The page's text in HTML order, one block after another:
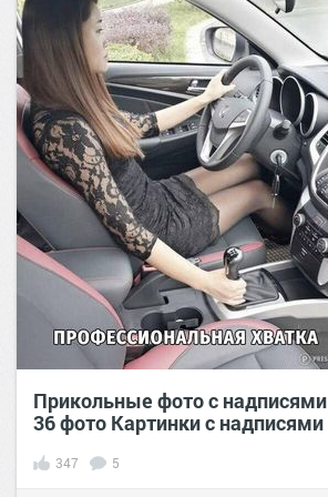
Прикольные фото с надписями
36 фото Картинки с надписями
347 5